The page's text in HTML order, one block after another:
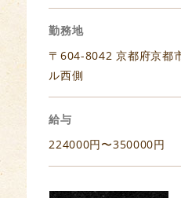
勤務地
〒604-8042 京都府京都
ル西側
給与
224000円〜350000円